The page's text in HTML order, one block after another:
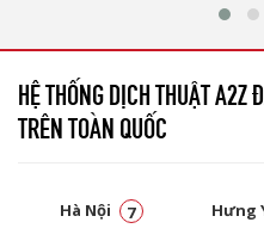
HỆ THỐNG DỊCH THUẬT
TRÊN TOÀN QUỐC
Hà Nội 7 Hưng